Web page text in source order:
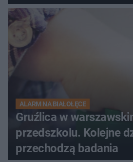
ALARM NA BIAŁOŁĘCE
Gruźlica w
przedszkolu. Kolejne
przechodzą badania